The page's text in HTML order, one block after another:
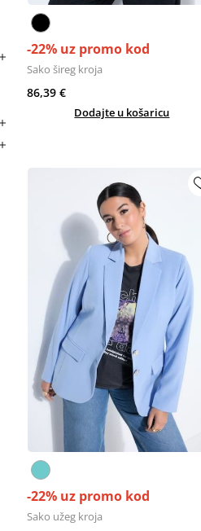
-22% uz promo kod
Sako šireg kroja
86,39 €
Dodajte u košaricu
-22% uz promo kod
Sako užeg kroja